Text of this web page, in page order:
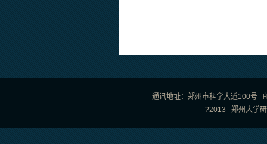
通讯地址：郑州市科学大道100
?2013 郑州大学